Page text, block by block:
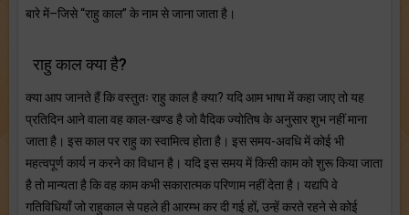
बारे में–जिसे “राहु काल” के नाम से जाना जाता है।
राहु काल क्या है?
क्या आप जानते हैं कि वस्तुतः राहु काल है क्या? यदि आम भाषा में कहा जाए तो यह
प्रतिदिन आने वाला वह काल-खण्ड है जो वैदिक ज्योतिष के अनुसार शुभ नहीं माना
जाता है। इस काल पर राहु का स्वामित्व होता है। इस समय-अवधि में कोई भी
महत्वपूर्ण कार्य न करने का विधान है। यदि इस समय में किसी काम को शुरू किया जाता
है तो मान्यता है कि वह काम कभी सकारात्मक परिणाम नहीं देता है। यद्यपि वे
गतिविधियाँ जो राहुकाल से पहले ही आरम्भ कर दी गई हों, उन्हें करते रहने से कोई